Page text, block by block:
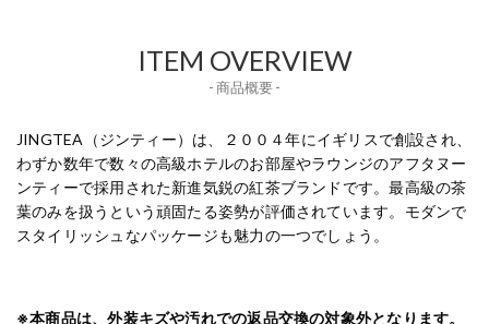
ITEM OVERVIEW
- 商品概要 -
JINGTEA（ジンティー）は、２００４年にイギリスで創設され、
わずか数年で数々の高級ホテルのお部屋やラウンジのアフタヌー
ンティーで採用された新進気鋭の紅茶ブランドです。最高級の茶
葉のみを扱うという頑固たる姿勢が評価されています。モダンで
スタイリッシュなパッケージも魅力の一つでしょう。
※本商品は、外装キズや汚れでの返品交換の対象外となります。